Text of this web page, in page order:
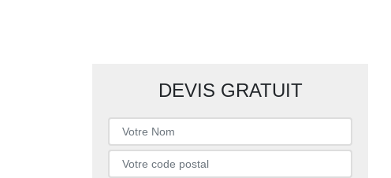
DEVIS GRATUIT